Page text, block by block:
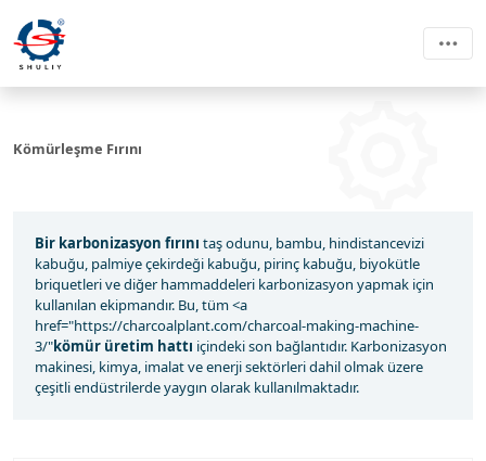
Kömürleşme Fırını
Bir karbonizasyon fırını taş odunu, bambu, hindistancevizi
kabuğu, palmiye çekirdeği kabuğu, pirinç kabuğu, biyokütle
briquetleri ve diğer hammaddeleri karbonizasyon yapmak için
kullanılan ekipmandır. Bu, tüm <a
href="https://charcoalplant.com/charcoal-making-machine-
3/"kömür üretim hattı içindeki son bağlantıdır. Karbonizasyon
makinesi, kimya, imalat ve enerji sektörleri dahil olmak üzere
çeşitli endüstrilerde yaygın olarak kullanılmaktadır.